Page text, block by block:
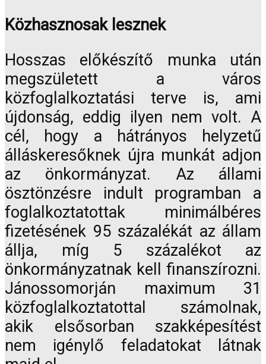
Közhasznosak lesznek
Hosszas előkészítő munka után
megszületett a város
közfoglalkoztatási terve is, ami
újdonság, eddig ilyen nem volt. A
cél, hogy a hátrányos helyzetű
álláskeresőknek újra munkát adjon
az önkormányzat. Az állami
ösztönzésre indult programban a
foglalkoztatottak minimálbéres
fizetésének 95 százalékát az állam
állja, míg 5 százalékot az
önkormányzatnak kell finanszírozni.
Jánossomorján maximum 31
közfoglalkoztatottal számolnak,
akik elsősorban szakképesítést
nem igénylő feladatokat látnak